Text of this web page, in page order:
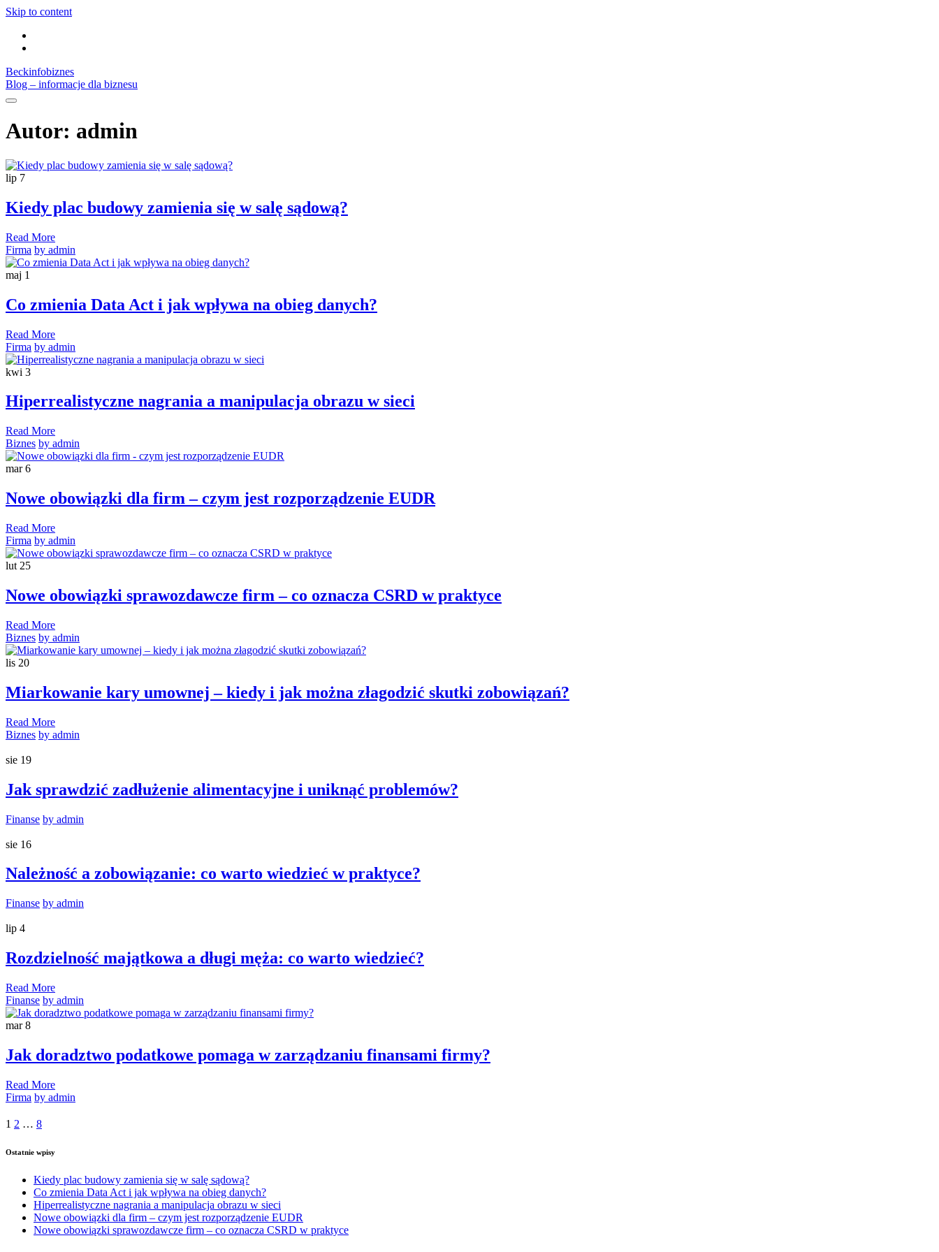
Skip to content
Beckinfobiznes
Blog – informacje dla biznesu
Autor: admin
lip 7
Kiedy plac budowy zamienia się w salę sądową?
Read More
Firma by admin
maj 1
Co zmienia Data Act i jak wpływa na obieg danych?
Read More
Firma by admin
kwi 3
Hiperrealistyczne nagrania a manipulacja obrazu w sieci
Read More
Biznes by admin
mar 6
Nowe obowiązki dla firm – czym jest rozporządzenie EUDR
Read More
Firma by admin
lut 25
Nowe obowiązki sprawozdawcze firm – co oznacza CSRD w praktyce
Read More
Biznes by admin
lis 20
Miarkowanie kary umownej – kiedy i jak można złagodzić skutki zobowiązań?
Read More
Biznes by admin
sie 19
Jak sprawdzić zadłużenie alimentacyjne i uniknąć problemów?
Finanse by admin
sie 16
Należność a zobowiązanie: co warto wiedzieć w praktyce?
Finanse by admin
lip 4
Rozdzielność majątkowa a długi męża: co warto wiedzieć?
Read More
Finanse by admin
mar 8
Jak doradztwo podatkowe pomaga w zarządzaniu finansami firmy?
Read More
Firma by admin
1 2 … 8
Ostatnie wpisy
Kiedy plac budowy zamienia się w salę sądową?
Co zmienia Data Act i jak wpływa na obieg danych?
Hiperrealistyczne nagrania a manipulacja obrazu w sieci
Nowe obowiązki dla firm – czym jest rozporządzenie EUDR
Nowe obowiązki sprawozdawcze firm – co oznacza CSRD w praktyce